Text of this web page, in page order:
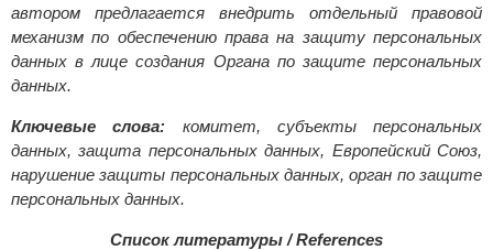
автором предлагается внедрить отдельный правовой
механизм по обеспечению права на защиту персональных
данных в лице создания Органа по защите персональных
данных.
Ключевые слова: комитет, субъекты персональных
данных, защита персональных данных, Европейский Союз,
нарушение защиты персональных данных, орган по защите
персональных данных.
Список литературы / References